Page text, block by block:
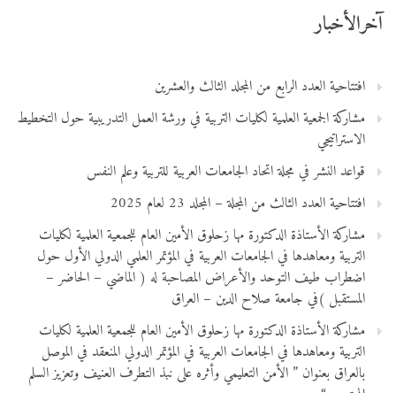
آخرالأخبار
افتتاحية العدد الرابع من المجلد الثالث والعشرين
مشاركة الجمعية العلمية لكليات التربية في ورشة العمل التدريبية حول التخطيط
الاستراتيجي
قواعد النشر في مجلة اتحاد الجامعات العربية للتربية وعلم النفس
افتتاحية العدد الثالث من المجلة – المجلد 23 لعام 2025
مشاركة الأستاذة الدكتورة مها زحلوق الأمين العام للجمعية العلمية لكليات
التربية ومعاهدها في الجامعات العربية في المؤتمر العلمي الدولي الأول حول
اضطراب طيف التوحد والأعراض المصاحبة له ( الماضي – الحاضر –
المستقبل )في جامعة صلاح الدين – العراق
مشاركة الأستاذة الدكتورة مها زحلوق الأمين العام للجمعية العلمية لكليات
التربية ومعاهدها في الجامعات العربية في المؤتمر الدولي المنعقد في الموصل
بالعراق بعنوان ” الأمن التعليمي وأثره على نبذ التطرف العنيف وتعزيز السلم